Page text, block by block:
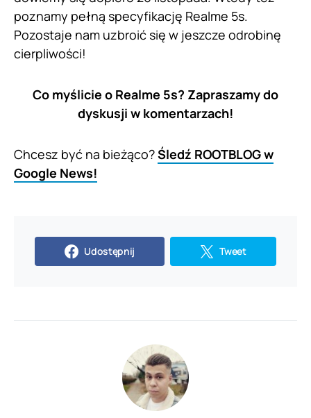
poznamy pełną specyfikację Realme 5s.
Pozostaje nam uzbroić się w jeszcze odrobinę
cierpliwości!
Co myślicie o Realme 5s? Zapraszamy do
dyskusji w komentarzach!
Chcesz być na bieżąco?Śledź ROOTBLOG w
Google News!
Udostępnij Tweet